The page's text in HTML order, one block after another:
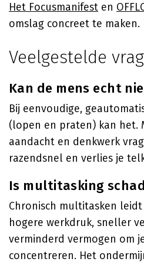
Het Focusmanifest en
omslag concreet te maken.
Veelgestelde
Kan de mens echt
Bij eenvoudige,
(lopen en praten) kan het.
aandacht en denkwerk
razendsnel en verlies je
Is multitasking
Chronisch multitasken
hogere werkdruk, sneller
verminderd vermogen om
concentreren. Het